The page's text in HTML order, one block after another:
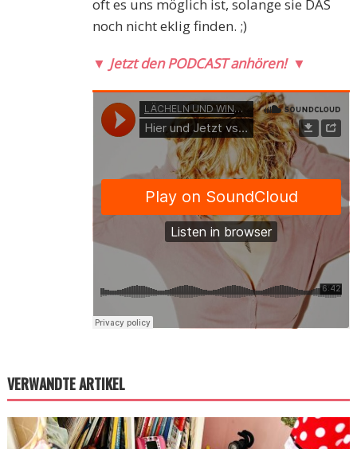
oft es uns möglich ist, solange sie DAS
noch nicht eklig finden. ;)
▼ Jetzt den PODCAST anhören! ▼
VERWANDTE ARTIKEL